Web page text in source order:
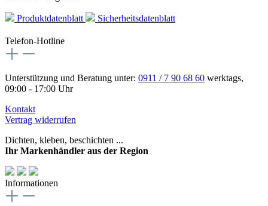
Produktdatenblatt Sicherheitsdatenblatt
Telefon-Hotline
Unterstützung und Beratung unter: 0911 / 7 90 68 60 werktags,
09:00 - 17:00 Uhr
Kontakt
Vertrag widerrufen
Dichten, kleben, beschichten ...
Ihr Markenhändler aus der Region
Informationen